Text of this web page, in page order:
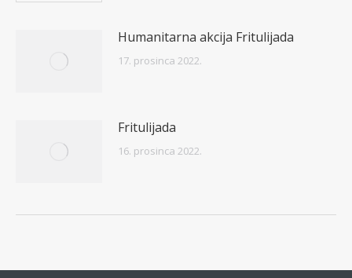
Humanitarna akcija Fritulijada
17. prosinca 2022.
Fritulijada
16. prosinca 2022.